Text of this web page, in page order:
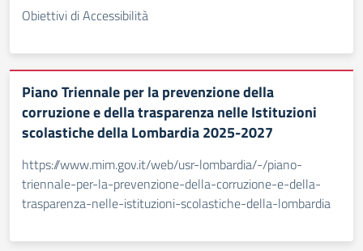
Obiettivi di Accessibilità
Piano Triennale per la prevenzione della
corruzione e della trasparenza nelle Istituzioni
scolastiche della Lombardia 2025-2027
https://www.mim.gov.it/web/usr-lombardia/-/piano-
triennale-per-la-prevenzione-della-corruzione-e-della-
trasparenza-nelle-istituzioni-scolastiche-della-lombardia